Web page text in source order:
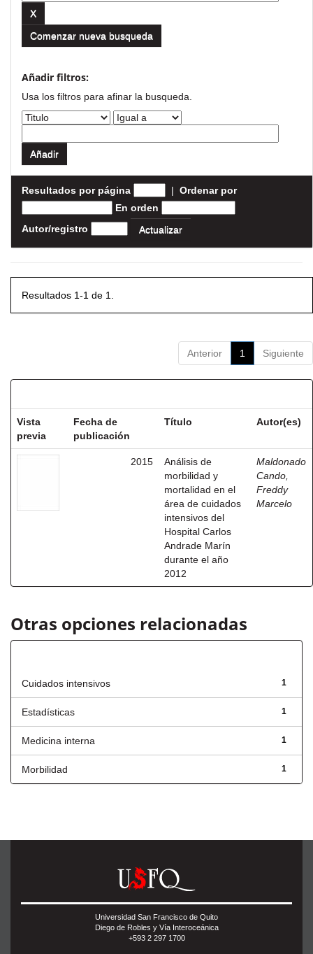
Comenzar nueva busqueda
Añadir filtros:
Usa los filtros para afinar la busqueda.
Resultados por página | Ordenar por
En orden
Autor/registro
Resultados 1-1 de 1.
Anterior 1 Siguiente
Vista
previa
Fecha de
publicación
Título Autor(es)
2015
Análisis de
morbilidad y
mortalidad en el
área de cuidados
intensivos del
Hospital Carlos
Andrade Marín
durante el año
2012
Maldonado
Cando,
Freddy
Marcelo
Otras opciones relacionadas
1
Cuidados intensivos
1
Estadísticas
1
Medicina interna
1
Morbilidad
Universidad San Francisco de Quito
Diego de Robles y Vía Interoceánica
+593 2 297 1700